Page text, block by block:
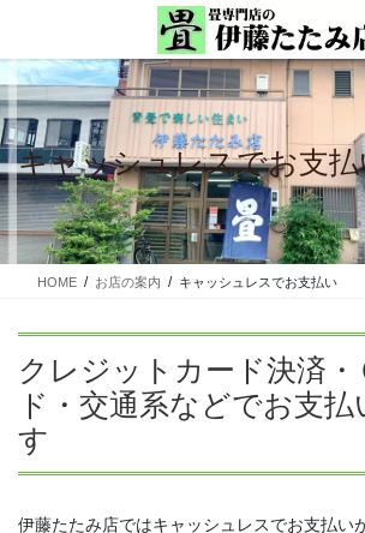
テ
ン
ツ
に
移
動
ゲ
ー
シ
ョ
ン
に
移
動
キャッシュレスでお支
HOME お店の案内 キャッシュレスでお支払い
クレジットカード決済・
ド・交通系などでお支払
す
伊藤たたみ店ではキャッシュレスでお支払い